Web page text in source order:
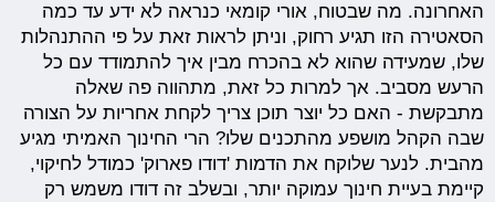
האחרונה. מה שבטוח, אורי קומאי כנראה לא ידע עד כמה
הסאטירה הזו תגיע רחוק, וניתן לראות זאת על פי ההתנהלות
שלו, שמעידה שהוא לא בהכרח מבין איך להתמודד עם כל
הרעש מסביב. אך למרות כל זאת, מתהווה פה שאלה
מתבקשת - האם כל יוצר תוכן צריך לקחת אחריות על הצורה
שבה הקהל מושפע מהתכנים שלו? הרי החינוך האמיתי מגיע
מהבית. לנער שלוקח את הדמות 'דודו פארוק' כמודל לחיקוי,
קיימת בעיית חינוך עמוקה יותר, ובשלב זה דודו משמש רק